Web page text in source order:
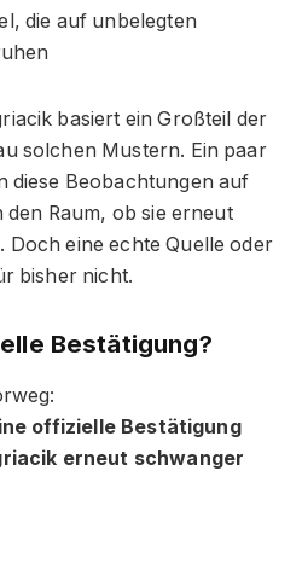
die auf unbelegten
basiert ein Großteil der
solchen Mustern. Ein paar
diese Beobachtungen auf
den Raum, ob sie erneut
Doch eine echte Quelle oder
bisher nicht.
Bestätigung?
offizielle Bestätigung
erneut schwanger